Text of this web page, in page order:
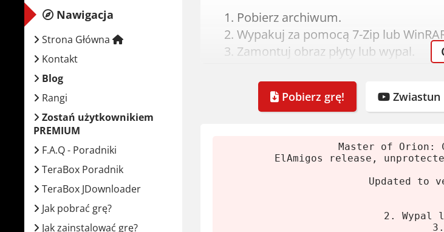
Pobierz archiwum.
Wypakuj za pomocą 7-Zip lub
Zamontuj obraz płyty lub wypal.
Graj!
Wymagania systemowe
Minimalne
Windows Vista (SP2)/7/8
256 MB GeForce
Pobierz grę! Zwiastun
Master of Orion:
ElAmigos release,
Updated to
2. Wypal
Nawigacja
Strona Główna
Kontakt
Blog
Rangi
Zostań użytkownikiem
PREMIUM
F.A.Q - Poradniki
TeraBox Poradnik
TeraBox JDownloader
Jak pobrać grę?
Jak zainstalować grę?